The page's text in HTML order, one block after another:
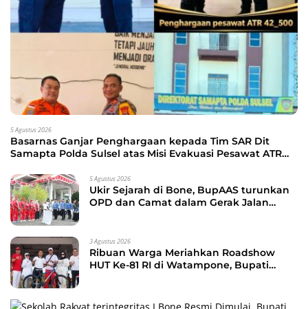
5 Agustus 2026
Basarnas Ganjar Penghargaan kepada Tim SAR Dit
Samapta Polda Sulsel atas Misi Evakuasi Pesawat ATR
5 Agustus 2026
Ukir Sejarah di Bone, BupAAS turunkan
OPD dan Camat dalam Gerak Jalan
3 Agustus 2026
Ribuan Warga Meriahkan Roadshow
HUT Ke-81 RI di Watampone, Bupati
Membangun Daerah